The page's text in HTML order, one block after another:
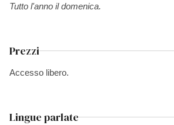
Tutto l'anno il domenica.
Prezzi
Accesso libero.
Lingue parlate